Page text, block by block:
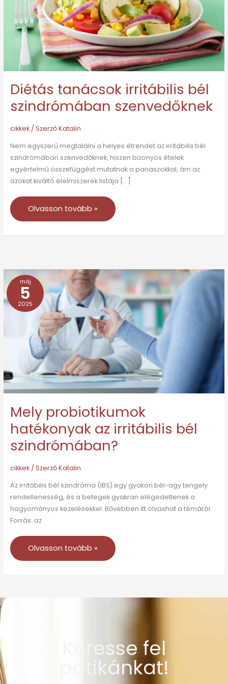
Diétás tanácsok irritábilis bél
szindrómában szenvedőknek
cikkek/ SzerzőKatalin
Nem egyszerű megtalálni a helyes étrendet az irritábilis bél
szindrómában szenvedőknek, hiszen bizonyos ételek
egyértelmű összefüggést mutatnak a panaszokkal, ám az
azokat kiváltó élelmiszerek listája […]
szenvedőknek
Olvasson tovább »
máj
5
2025
Mely probiotikumok
hatékonyak az irritábilis bél
szindrómában?
cikkek/ SzerzőKatalin
Az irritábilis bél szindróma (IBS) egy gyakori bél-agy tengely
rendellenesség, és a betegek gyakran elégedetlenek a
hagyományos kezelésekkel. Bővebben itt olvashat a témáról.
Forrás: az
Mely
probiotikumok
hatékonyak
irritábilis
bél
szindrómában?
Olvasson tovább »
Keresse fel
patikánkat!